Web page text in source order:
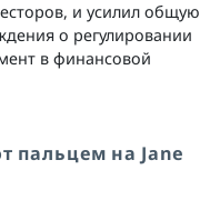
и усилил общую
о регулировании
в финансовой
пальцем на Jane